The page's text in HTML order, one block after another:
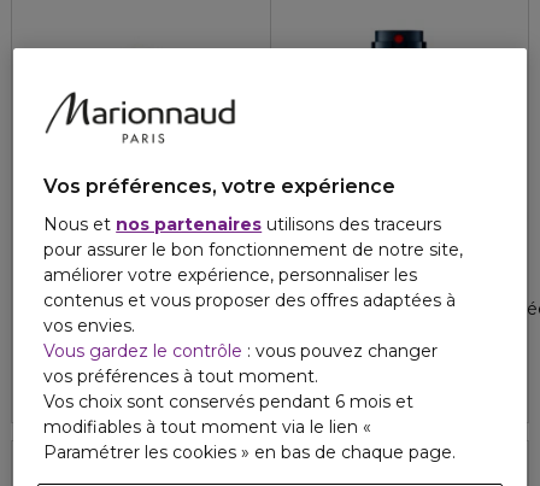
PALOMA PICASSO
MON PARFUM
Eau de parfum
135,50 € 4.7
LUNA ROSSA OCEAN
Eau de parfum fougère
À partir de 124,00 €
4.6
Vos préférences, votre expérience
Nous et nos partenaires utilisons des traceurs
pour assurer le bon fonctionnement de notre site,
améliorer votre expérience, personnaliser les
contenus et vous proposer des offres adaptées à
vos envies.
Vous gardez le contrôle : vous pouvez changer
vos préférences à tout moment.
Vos choix sont conservés pendant 6 mois et
modifiables à tout moment via le lien «
Paramétrer les cookies » en bas de chaque page.